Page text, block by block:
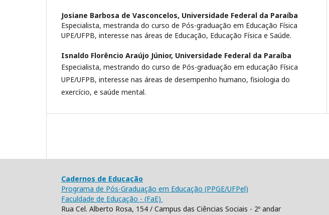
Josiane Barbosa de Vasconcelos, Universidade Federal da Paraíba
Especialista, mestranda do curso de Pós-graduação em Educação Física
UPE/UFPB, interesse nas áreas de Educação, Educação Física e Saúde.
Isnaldo Florêncio Araújo Júnior, Universidade Federal da Paraíba
Especialista, mestrando do curso de Pós-graduação em educação Física
UPE/UFPB, interesse nas áreas de desempenho humano, fisiologia do
exercício, e saúde mental.
Cadernos de Educação
Programa de Pós-Graduação em Educação (PPGE/UFPel)
Faculdade de Educação - (FaE)
Rua Cel. Alberto Rosa, 154 / Campus das Ciências Sociais - 2º andar